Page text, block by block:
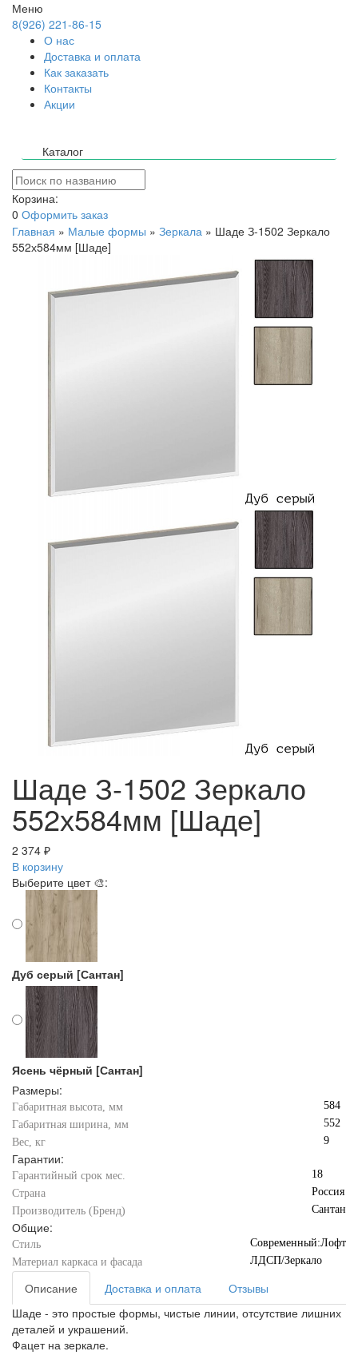
Меню
8(926) 221-86-15
О нас
Доставка и оплата
Как заказать
Контакты
Акции
Каталог
Корзина:
0 Оформить заказ
Главная » Малые формы » Зеркала » Шаде З-1502 Зеркало
552х584мм [Шаде]
Шаде З-1502 Зеркало
552х584мм [Шаде]
2 374 ₽
В корзину
Выберите цвет 🎨:
Дуб серый [Сантан]
Ясень чёрный [Сантан]
Размеры:
Габаритная высота, мм
584
Габаритная ширина, мм
552
Вес, кг
9
Гарантии:
Гарантийный срок мес.
18
Страна
Россия
Производитель (Бренд)
Сантан
Общие:
Стиль
Современный:Лофт
Материал каркаса и фасада
ЛДСП/Зеркало
Описание Доставка и оплата
Отзывы
Шаде - это простые формы, чистые линии, отсутствие лишних
деталей и украшений.
Фацет на зеркале.